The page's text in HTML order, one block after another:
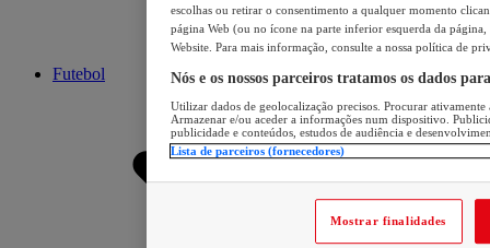
Futebol
escolhas ou retirar o consentimento a qualquer momento
página Web (ou no ícone na parte inferior esquerda da página,
Website. Para mais informação, consulte a nossa política de
Nós e os nossos parceiros tratamos os dados
Utilizar dados de geolocalização precisos. Procurar
Armazenar e/ou aceder a informações num dispositivo.
publicidade e conteúdos, estudos de audiência e
Lista de parceiros (fornecedores)
Mostrar finalidades